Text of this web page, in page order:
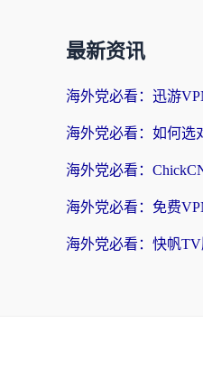
最新资讯